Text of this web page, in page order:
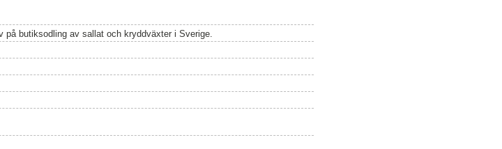
på butiksodling av sallat och kryddväxter i Sverige.